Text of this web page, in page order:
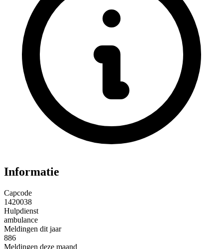
Informatie
Capcode
1420038
Hulpdienst
ambulance
Meldingen dit jaar
886
Meldingen deze maand